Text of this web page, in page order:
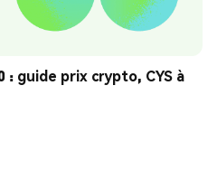
: guide prix crypto, CYS à